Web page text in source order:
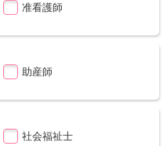
准看護師
助産師
社会福祉士